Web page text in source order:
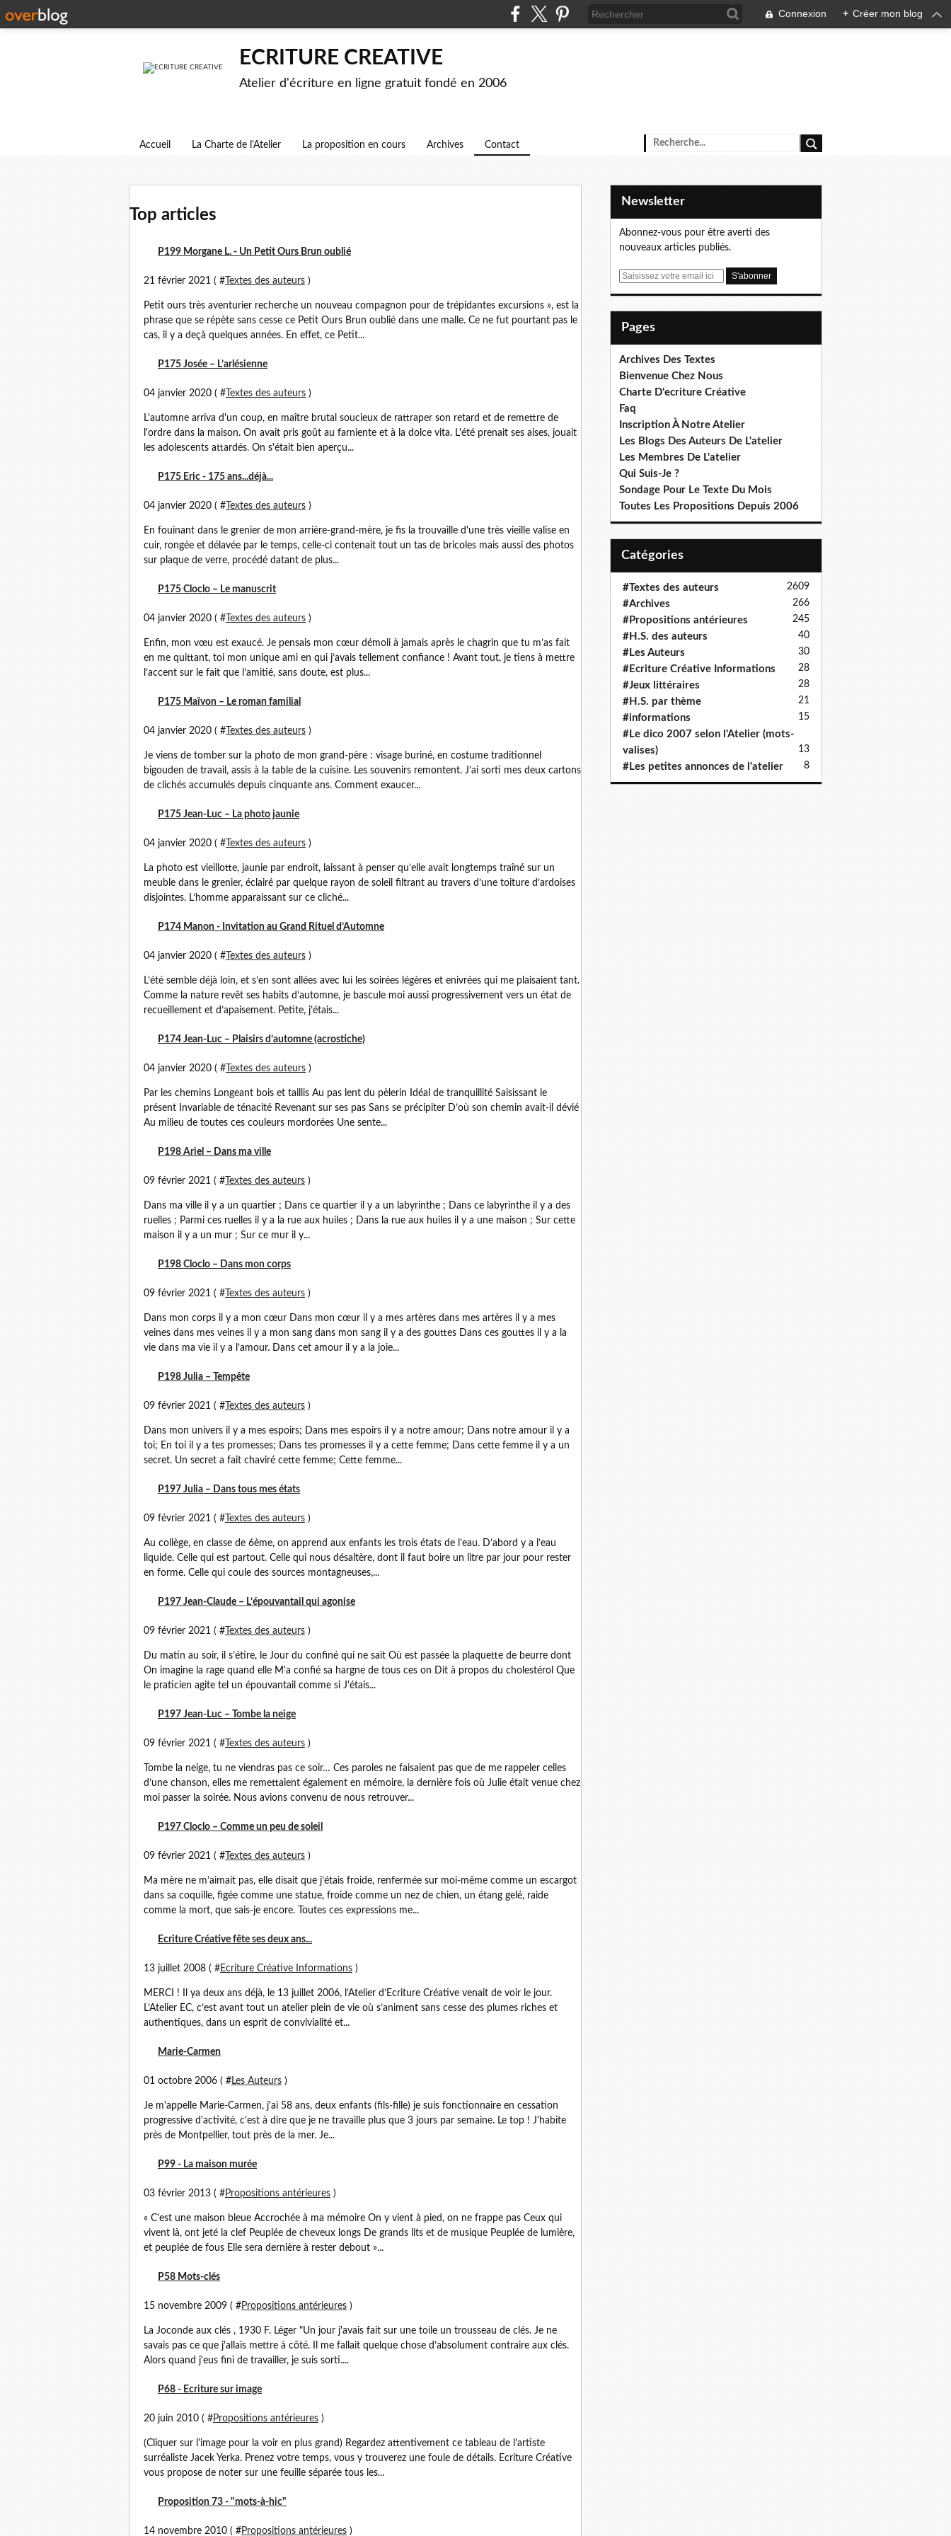
Connexion + Créer mon blog
ECRITURE CREATIVE
Atelier d'écriture en ligne gratuit fondé en 2006
Accueil La Charte de l'Atelier La proposition en cours Archives Contact
Top articles
P199 Morgane L. - Un Petit Ours Brun oublié
21 février 2021 ( # Textes des auteurs )
Petit ours très aventurier recherche un nouveau compagnon pour de trépidantes excursions », est la
phrase que se répète sans cesse ce Petit Ours Brun oublié dans une malle. Ce ne fut pourtant pas le
cas, il y a deçà quelques années. En effet, ce Petit...
P175 Josée – L’arlésienne
04 janvier 2020 ( # Textes des auteurs )
L'automne arriva d'un coup, en maître brutal soucieux de rattraper son retard et de remettre de
l'ordre dans la maison. On avait pris goût au farniente et à la dolce vita. L'été prenait ses aises, jouait
les adolescents attardés. On s'était bien aperçu...
P175 Eric - 175 ans...déjà...
04 janvier 2020 ( # Textes des auteurs )
En fouinant dans le grenier de mon arrière-grand-mère, je fis la trouvaille d'une très vieille valise en
cuir, rongée et délavée par le temps, celle-ci contenait tout un tas de bricoles mais aussi des photos
sur plaque de verre, procédé datant de plus...
P175 Cloclo – Le manuscrit
04 janvier 2020 ( # Textes des auteurs )
Enfin, mon vœu est exaucé. Je pensais mon cœur démoli à jamais après le chagrin que tu m’as fait
en me quittant, toi mon unique ami en qui j’avais tellement confiance ! Avant tout, je tiens à mettre
l’accent sur le fait que l’amitié, sans doute, est plus...
P175 Maïvon – Le roman familial
04 janvier 2020 ( # Textes des auteurs )
Je viens de tomber sur la photo de mon grand-père : visage buriné, en costume traditionnel
bigouden de travail, assis à la table de la cuisine. Les souvenirs remontent. J’ai sorti mes deux cartons
de clichés accumulés depuis cinquante ans. Comment exaucer...
P175 Jean-Luc – La photo jaunie
04 janvier 2020 ( # Textes des auteurs )
La photo est vieillotte, jaunie par endroit, laissant à penser qu’elle avait longtemps traîné sur un
meuble dans le grenier, éclairé par quelque rayon de soleil filtrant au travers d’une toiture d’ardoises
disjointes. L’homme apparaissant sur ce cliché...
P174 Manon - Invitation au Grand Rituel d’Automne
04 janvier 2020 ( # Textes des auteurs )
L’été semble déjà loin, et s’en sont allées avec lui les soirées légères et enivrées qui me plaisaient tant.
Comme la nature revêt ses habits d’automne, je bascule moi aussi progressivement vers un état de
recueillement et d’apaisement. Petite, j’étais...
P174 Jean-Luc – Plaisirs d’automne (acrostiche)
04 janvier 2020 ( # Textes des auteurs )
Par les chemins Longeant bois et taillis Au pas lent du pèlerin Idéal de tranquillité Saisissant le
présent Invariable de ténacité Revenant sur ses pas Sans se précipiter D’où son chemin avait-il dévié
Au milieu de toutes ces couleurs mordorées Une sente...
P198 Ariel – Dans ma ville
09 février 2021 ( # Textes des auteurs )
Dans ma ville il y a un quartier ; Dans ce quartier il y a un labyrinthe ; Dans ce labyrinthe il y a des
ruelles ; Parmi ces ruelles il y a la rue aux huiles ; Dans la rue aux huiles il y a une maison ; Sur cette
maison il y a un mur ; Sur ce mur il y...
P198 Cloclo – Dans mon corps
09 février 2021 ( # Textes des auteurs )
Dans mon corps il y a mon cœur Dans mon cœur il y a mes artères dans mes artères il y a mes
veines dans mes veines il y a mon sang dans mon sang il y a des gouttes Dans ces gouttes il y a la
vie dans ma vie il y a l’amour. Dans cet amour il y a la joie...
P198 Julia – Tempête
09 février 2021 ( # Textes des auteurs )
Dans mon univers il y a mes espoirs; Dans mes espoirs il y a notre amour; Dans notre amour il y a
toi; En toi il y a tes promesses; Dans tes promesses il y a cette femme; Dans cette femme il y a un
secret. Un secret a fait chaviré cette femme; Cette femme...
P197 Julia – Dans tous mes états
09 février 2021 ( # Textes des auteurs )
Au collège, en classe de 6ème, on apprend aux enfants les trois états de l’eau. D’abord y a l’eau
liquide. Celle qui est partout. Celle qui nous désaltère, dont il faut boire un litre par jour pour rester
en forme. Celle qui coule des sources montagneuses,...
P197 Jean-Claude – L’épouvantail qui agonise
09 février 2021 ( # Textes des auteurs )
Du matin au soir, il s’étire, le Jour du confiné qui ne sait Où est passée la plaquette de beurre dont
On imagine la rage quand elle M'a confié sa hargne de tous ces on Dit à propos du cholestérol Que
le praticien agite tel un épouvantail comme si J'étais...
P197 Jean-Luc – Tombe la neige
09 février 2021 ( # Textes des auteurs )
Tombe la neige, tu ne viendras pas ce soir… Ces paroles ne faisaient pas que de me rappeler celles
d’une chanson, elles me remettaient également en mémoire, la dernière fois où Julie était venue chez
moi passer la soirée. Nous avions convenu de nous retrouver...
P197 Cloclo – Comme un peu de soleil
09 février 2021 ( # Textes des auteurs )
Ma mère ne m’aimait pas, elle disait que j’étais froide, renfermée sur moi-même comme un escargot
dans sa coquille, figée comme une statue, froide comme un nez de chien, un étang gelé, raide
comme la mort, que sais-je encore. Toutes ces expressions me...
Ecriture Créative fête ses deux ans...
13 juillet 2008 ( #Ecriture Créative Informations )
MERCI ! Il ya deux ans déjà, le 13 juillet 2006, l’Atelier d’Ecriture Créative venait de voir le jour.
L’Atelier EC, c’est avant tout un atelier plein de vie où s’animent sans cesse des plumes riches et
authentiques, dans un esprit de convivialité et...
Marie-Carmen
01 octobre 2006 ( #Les Auteurs )
Je m'appelle Marie-Carmen, j'ai 58 ans, deux enfants (fils-fille) je suis fonctionnaire en cessation
progressive d'activité, c'est à dire que je ne travaille plus que 3 jours par semaine. Le top ! J'habite
près de Montpellier, tout près de la mer. Je...
P99 - La maison murée
03 février 2013 ( #Propositions antérieures )
« C'est une maison bleue Accrochée à ma mémoire On y vient à pied, on ne frappe pas Ceux qui
vivent là, ont jeté la clef Peuplée de cheveux longs De grands lits et de musique Peuplée de lumière,
et peuplée de fous Elle sera dernière à rester debout »...
P58 Mots-clés
15 novembre 2009 ( #Propositions antérieures )
La Joconde aux clés , 1930 F. Léger "Un jour j'avais fait sur une toile un trousseau de clés. Je ne
savais pas ce que j'allais mettre à côté. Il me fallait quelque chose d’absolument contraire aux clés.
Alors quand j'eus fini de travailler, je suis sorti....
P68 - Ecriture sur image
20 juin 2010 ( #Propositions antérieures )
(Cliquer sur l'image pour la voir en plus grand) Regardez attentivement ce tableau de l’artiste
surréaliste Jacek Yerka. Prenez votre temps, vous y trouverez une foule de détails. Ecriture Créative
vous propose de noter sur une feuille séparée tous les...
Proposition 73 - "mots-à-hic"
14 novembre 2010 ( #Propositions antérieures )
Newsletter
Abonnez-vous pour être averti des
nouveaux articles publiés.
E
Pages
Archives Des Textes
Bienvenue Chez Nous
Charte D'ecriture Créative
Faq
Inscription À Notre Atelier
Les Blogs Des Auteurs De L'atelier
Les Membres De L'atelier
Qui Suis-Je ?
Sondage Pour Le Texte Du Mois
Toutes Les Propositions Depuis 2006
Catégories
#Textes des auteurs 2609
#Archives 266
#Propositions antérieures 245
#H.S. des auteurs 40
#Les Auteurs 30
#Ecriture Créative Informations 28
#Jeux littéraires 28
#H.S. par thème 21
#informations 15
#Le dico 2007 selon l'Atelier (mots-
valises)
13
#Les petites annonces de l'atelier 8